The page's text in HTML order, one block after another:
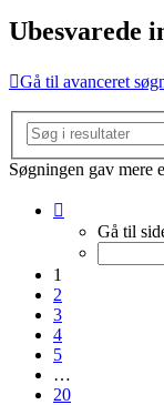
Ubesvarede
Gå til avanceret
Søgningen gav mere
Gå til
1
2
3
4
5
…
20